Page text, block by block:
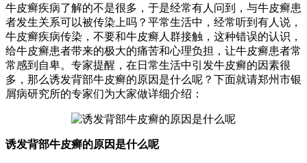
牛皮癣疾病了解的不是很多，于是经常有人问到，与牛皮癣患
者发生关系可以被传染上吗？平常生活中，经常听到有人说，
牛皮癣疾病传染，不要和牛皮癣人群接触，这种错误的认识，
给牛皮癣患者带来的极大的痛苦和心理负担，让牛皮癣患者常
常感到自卑。专家提醒，在日常生活中引发牛皮癣的因素很
多，那么诱发背部牛皮癣的原因是什么呢？下面就请郑州市银
屑病研究所的专家们为大家做详细介绍：
诱发背部牛皮癣的原因是什么呢